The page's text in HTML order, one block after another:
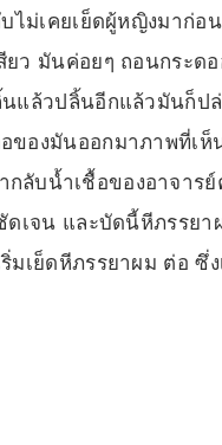
ไม่เคยเย็ดผู้หญิงมาก่
ว มันค่อยๆ ถอนกระด
แล้วปลิ้นอีกแล้วมันก็ป
องมันออกมาภาพที่เห็
ลับน้ำเชื้อของอาจาร
เจน และบัดนี้หีภรรยา
เย็ดหีภรรยาผม ต่อ ซึ่